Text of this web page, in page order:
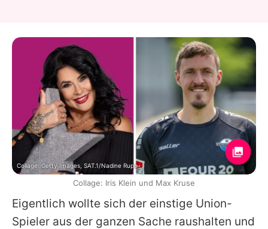
Eigentlich wollte sich der einstige Union-
Spieler aus der ganzen Sache raushalten und
Collage: Getty Images, SAT.1/Nadine Rupp
Collage: Iris Klein und Max Kruse